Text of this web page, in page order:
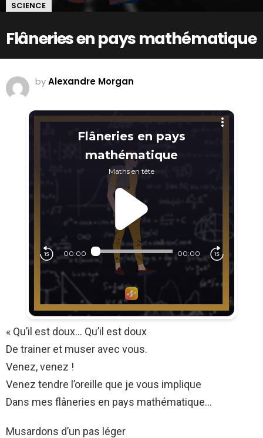
SCIENCE
Flâneries en pays mathématique
byAlexandre Morgan
« Qu’il est doux… Qu’il est doux
De trainer et muser avec vous.
Venez, venez !
Venez tendre l’oreille que je vous implique
Dans mes flâneries en pays mathématique…
Musardons d’un pas léger